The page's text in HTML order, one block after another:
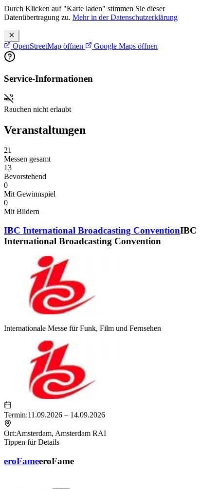
Durch Klicken auf "Karte laden" stimmen Sie dieser
Datenübertragung zu. Mehr in der Datenschutzerklärung
OpenStreetMap öffnen Google Maps öffnen
Service-Informationen
Rauchen nicht erlaubt
Veranstaltungen
21
Messen gesamt
13
Bevorstehend
0
Mit Gewinnspiel
0
Mit Bildern
IBC International Broadcasting ConventionIBC
International Broadcasting Convention
Internationale Messe für Funk, Film und Fernsehen
Termin:11.09.2026 – 14.09.2026
Ort:Amsterdam, Amsterdam RAI
Tippen für Details
eroFameeroFame